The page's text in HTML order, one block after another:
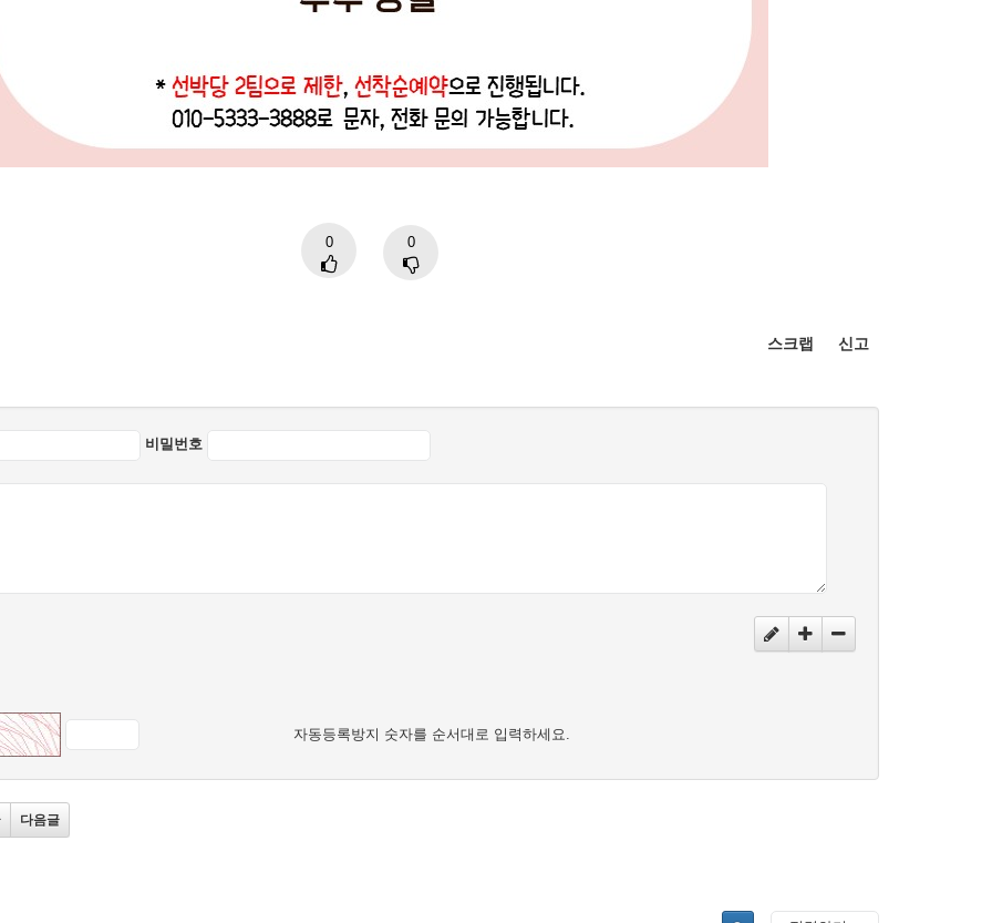
0 0
스크랩 신고
비밀번호
자동등록방지 숫자를 순서대로 입력하세요.
다음글